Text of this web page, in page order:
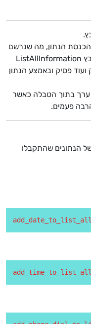
הכנסת הנתון, מה שנרשם
אולם בקובץ ListAllInformation
פסיק ובאמצע הנתון
ערך בתוך הטבלה כאשר
של הנתונים שהתקבלו